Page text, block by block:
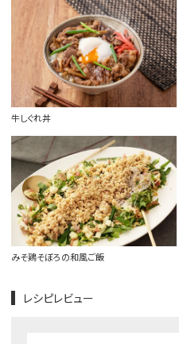
牛しぐれ丼
みそ鶏そぼろの和風ご飯
レシピレビュー